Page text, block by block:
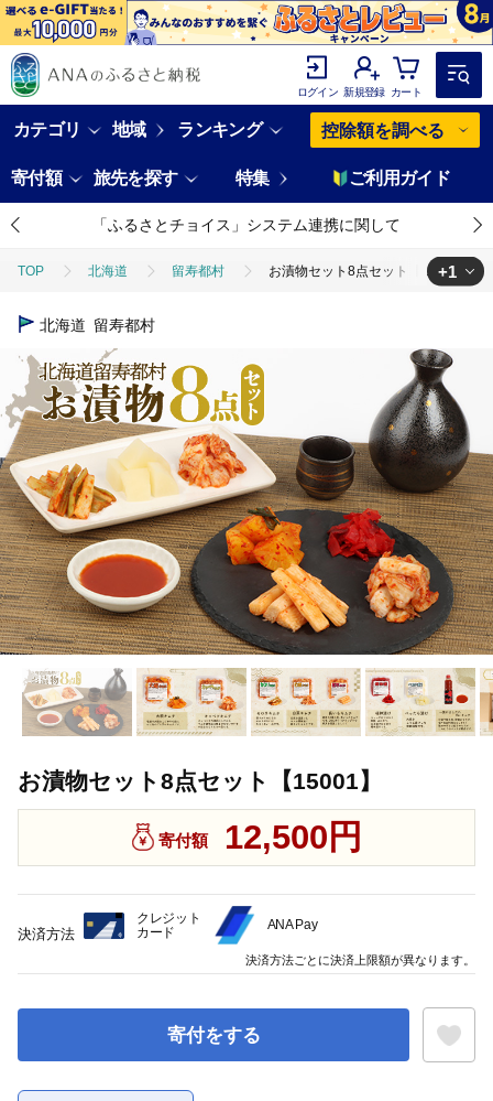
ログイン 新規登録 カート
カテゴリ 地域 ランキング 控除額を調べる
寄付額 旅先を探す 特集 ご利用ガイド
「ふるさとチョイス」システム連携に関して
TOP 北海道 留寿都村 お漬物セット8点セット【15001】
TOP
+1
北海道 留寿都村
お漬物セット8点セット【15001】
寄付額 12,500円
寄付をする
決済方法
クレジット
カード
ANA Pay
決済方法ごとに決済上限額が異なります。